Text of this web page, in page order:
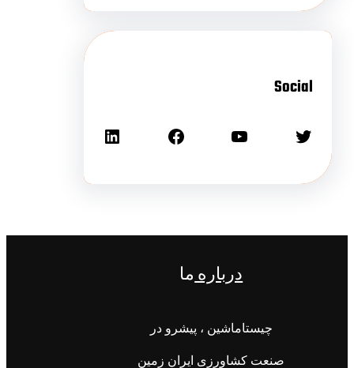
Social
دربارهما
چیستاماشین ، پیشرو در
صنعت کشاورزی ایران زمین